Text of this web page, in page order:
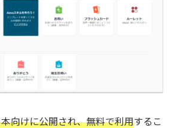
向けに公開され、無料で利用するこ